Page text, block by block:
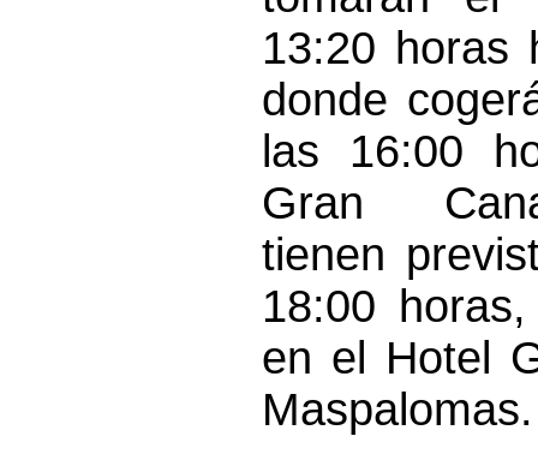
13:20 horas
donde
las 16:00
Gran
tienen
18:00
en el Hotel
Maspalomas.